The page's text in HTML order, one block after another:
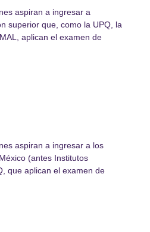
aspiran a ingresar a
superior que, como la UPQ, la
aplican el examen de
aspiran a ingresar a los
(antes Institutos
que aplican el examen de